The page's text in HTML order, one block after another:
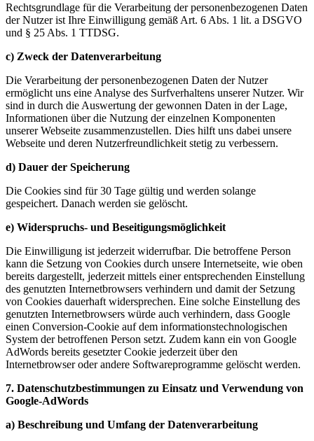
Rechtsgrundlage für die Verarbeitung der personenbezogenen Daten
der Nutzer ist Ihre Einwilligung gemäß Art. 6 Abs. 1 lit. a DSGVO
und § 25 Abs. 1 TTDSG.
c) Zweck der Datenverarbeitung
Die Verarbeitung der personenbezogenen Daten der Nutzer
ermöglicht uns eine Analyse des Surfverhaltens unserer Nutzer. Wir
sind in durch die Auswertung der gewonnen Daten in der Lage,
Informationen über die Nutzung der einzelnen Komponenten
unserer Webseite zusammenzustellen. Dies hilft uns dabei unsere
Webseite und deren Nutzerfreundlichkeit stetig zu verbessern.
d) Dauer der Speicherung
Die Cookies sind für 30 Tage gültig und werden solange
gespeichert. Danach werden sie gelöscht.
e) Widerspruchs- und Beseitigungsmöglichkeit
Die Einwilligung ist jederzeit widerrufbar. Die betroffene Person
kann die Setzung von Cookies durch unsere Internetseite, wie oben
bereits dargestellt, jederzeit mittels einer entsprechenden Einstellung
des genutzten Internetbrowsers verhindern und damit der Setzung
von Cookies dauerhaft widersprechen. Eine solche Einstellung des
genutzten Internetbrowsers würde auch verhindern, dass Google
einen Conversion-Cookie auf dem informationstechnologischen
System der betroffenen Person setzt. Zudem kann ein von Google
AdWords bereits gesetzter Cookie jederzeit über den
Internetbrowser oder andere Softwareprogramme gelöscht werden.
7. Datenschutzbestimmungen zu Einsatz und Verwendung von
Google-AdWords
a) Beschreibung und Umfang der Datenverarbeitung